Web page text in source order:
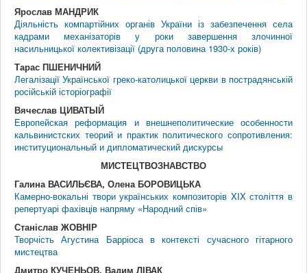
Ярослав МАНДРИК
Діяльність компартійних органів України із забезпечення села
кадрами механізаторів у роки завершення злочинної
насильницької колективізації (друга половина 1930-х років)
Тарас ПШЕНИЧНИЙ
Легалізації Української греко-католицької церкви в пострадянській
російській історіографії
Вячеслав ЦИВАТЫЙ
Европейская реформация и внешнеполитические особенности
кальвинистских теорий и практик политического сопротивления:
институциональный и дипломатический дискурсы
МИСТЕЦТВОЗНАВСТВО
Галина ВАСИЛЬЄВА, Олена БОРОВИЦЬКА
Камерно-вокальні твори українських композиторів XIX століття в
репертуарі фахівців напряму «Народний спів»
Станіслав ЖОВНІР
Творчість Агустина Барріоса в контексті сучасного гітарного
мистецтва
Дмитро КУЧЕНЬОВ, Вадим ЛІВАК